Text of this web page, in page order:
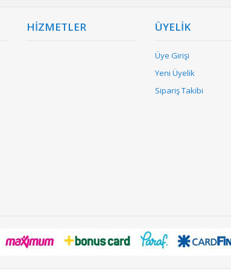
HİZMETLER ÜYELİK
Üye Girişi
Yeni Üyelik
Sipariş Takibi